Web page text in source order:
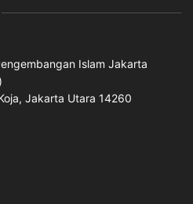
Islam Jakarta
Jakarta Utara 14260